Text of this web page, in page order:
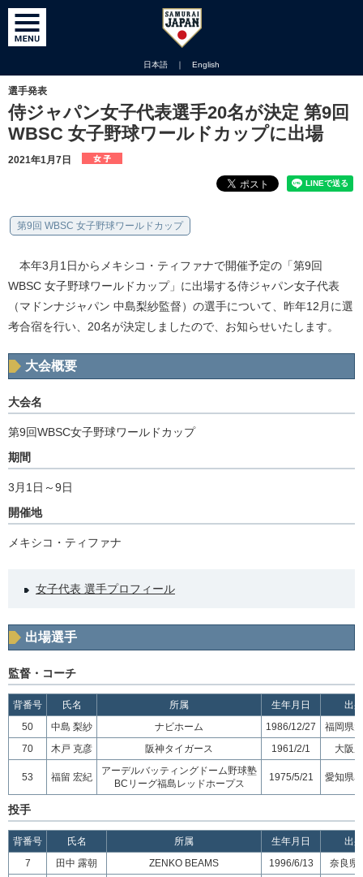
日本語 ｜ English
選手発表
侍ジャパン女子代表選手20名が決定 第9回
WBSC 女子野球ワールドカップに出場
2021年1月7日
第9回 WBSC 女子野球ワールドカップ
本年3月1日からメキシコ・ティファナで開催予定の「第9回
WBSC 女子野球ワールドカップ」に出場する侍ジャパン女子代表
（マドンナジャパン 中島梨紗監督）の選手について、昨年12月に選
考合宿を行い、20名が決定しましたので、お知らせいたします。
大会概要
大会名
第9回WBSC女子野球ワールドカップ
期間
3月1日～9日
開催地
メキシコ・ティファナ
女子代表 選手プロフィール
出場選手
監督・コーチ
背番号 氏名 所属 生年月日
出
50
中島 梨紗 ナビホーム 1986/12/27
福岡県
70
木戸 克彦 阪神タイガース 1961/2/1 大阪
53 福留 宏紀
アーデルバッティングドーム野球塾
BCリーグ福島レッドホープス
1975/5/21 愛知県
投手
背番号 氏名 所属 生年月日
出
7
田中 露朝 ZENKO BEAMS 1996/6/13
奈良県